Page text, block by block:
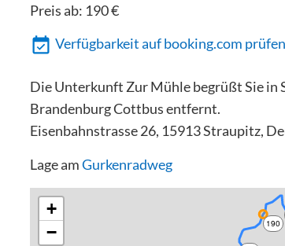
Preis ab: 190€
Verfügbarkeit auf booking.com prüfen
Die Unterkunft Zur Mühle begrüßt Sie in
Brandenburg Cottbus entfernt.
Eisenbahnstrasse 26, 15913 Straupitz,
Lage amGurkenradweg
190
+
−